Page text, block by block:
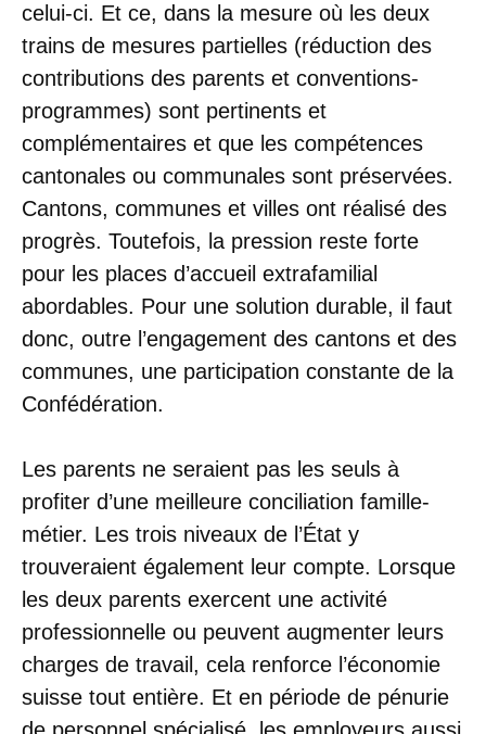
celui-ci. Et ce, dans la mesure où les deux
trains de mesures partielles (réduction des
contributions des parents et conventions-
programmes) sont pertinents et
complémentaires et que les compétences
cantonales ou communales sont préservées.
Cantons, communes et villes ont réalisé des
progrès. Toutefois, la pression reste forte
pour les places d’accueil extrafamilial
abordables. Pour une solution durable, il faut
donc, outre l’engagement des cantons et des
communes, une participation constante de la
Confédération.
Les parents ne seraient pas les seuls à
profiter d’une meilleure conciliation famille-
métier. Les trois niveaux de l’État y
trouveraient également leur compte. Lorsque
les deux parents exercent une activité
professionnelle ou peuvent augmenter leurs
charges de travail, cela renforce l’économie
suisse tout entière. Et en période de pénurie